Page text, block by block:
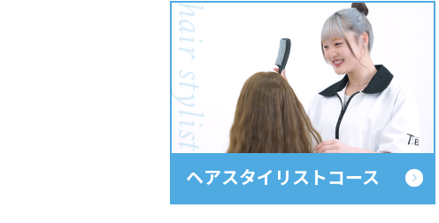
hair stylist
ヘアスタイリストコース